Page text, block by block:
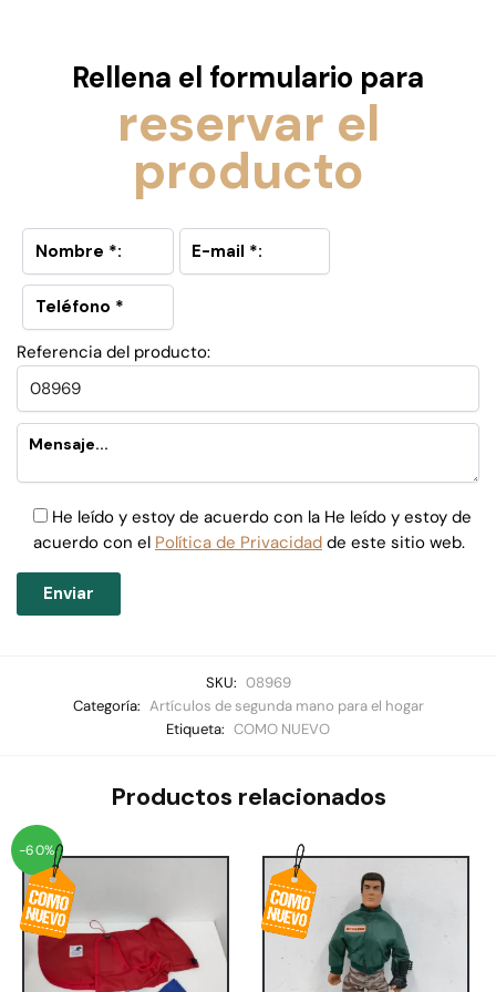
Rellena el formulario para
reservar el
producto
Referencia del producto:
He leído y estoy de acuerdo con la He leído y estoy de
acuerdo con el Política de Privacidad de este sitio web.
SKU: 08969
Categoría: Artículos de segunda mano para el hogar
Etiqueta: COMO NUEVO
Productos relacionados
-60%